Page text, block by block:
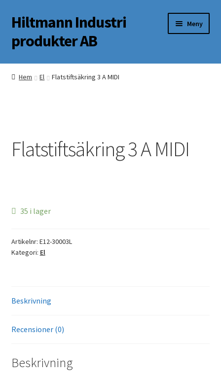
Hoppa
till
navigering
Hoppa
till
innehåll
Hiltmann Industri
produkter AB
Meny
Butik
Hem El Flatstiftsäkring 3 A MIDI
Flatstiftsäkring 3 A MIDI
35 i lager
Artikelnr: E12-30003L
Kategori: El
Beskrivning
Recensioner (0)
Beskrivning